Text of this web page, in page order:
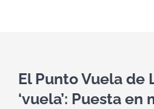
El Punto Vuela de
‘vuela’: Puesta